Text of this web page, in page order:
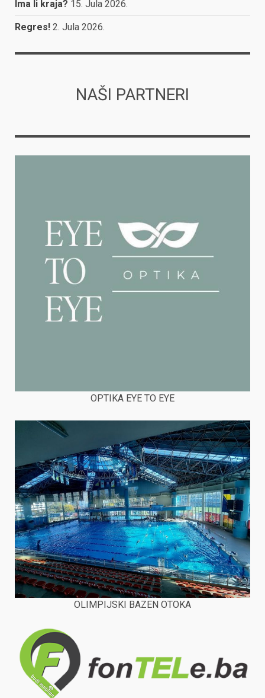
Ima li kraja? 15. Jula 2026.
Regres! 2. Jula 2026.
NAŠI PARTNERI
OPTIKA EYE TO EYE
OLIMPIJSKI BAZEN OTOKA